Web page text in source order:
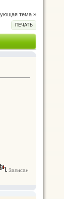
тема »
ПЕЧАТЬ
Записан